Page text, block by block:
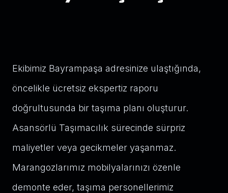
Ekibimiz Bayrampaşa adresinize ulaştığında,
öncelikle ücretsiz ekspertiz raporu
doğrultusunda bir taşıma planı oluşturur.
Asansörlü Taşımacılık sürecinde sürpriz
maliyetler veya gecikmeler yaşanmaz.
Marangozlarımız mobilyalarınızı özenle
demonte eder, taşıma personellerimiz